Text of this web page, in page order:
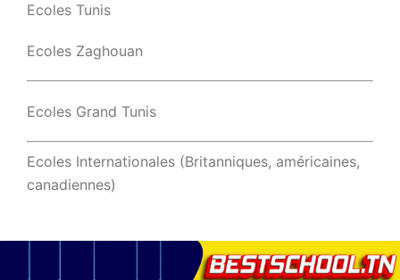
Ecoles Tunis
Ecoles Zaghouan
Ecoles Grand Tunis
Ecoles Internationales (Britanniques, américaines,
canadiennes)